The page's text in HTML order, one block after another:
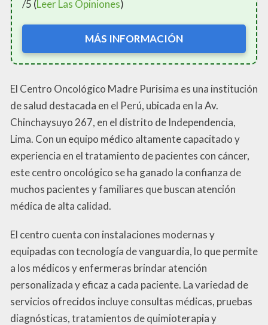
/5 (Leer Las Opiniones)
MÁS INFORMACIÓN
El Centro Oncológico Madre Purisima es una institución
de salud destacada en el Perú, ubicada en la Av.
Chinchaysuyo 267, en el distrito de Independencia,
Lima. Con un equipo médico altamente capacitado y
experiencia en el tratamiento de pacientes con cáncer,
este centro oncológico se ha ganado la confianza de
muchos pacientes y familiares que buscan atención
médica de alta calidad.
El centro cuenta con instalaciones modernas y
equipadas con tecnología de vanguardia, lo que permite
a los médicos y enfermeras brindar atención
personalizada y eficaz a cada paciente. La variedad de
servicios ofrecidos incluye consultas médicas, pruebas
diagnósticas, tratamientos de quimioterapia y